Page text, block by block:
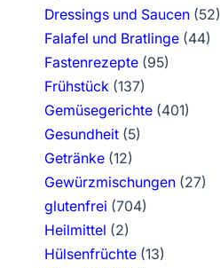
Dressings und Saucen(52)
Falafel und Bratlinge(44)
Fastenrezepte(95)
Frühstück (137)
Gemüsegerichte(401)
Gesundheit(5)
Getränke(12)
Gewürzmischungen(27)
glutenfrei (704)
Heilmittel (2)
Hülsenfrüchte(13)